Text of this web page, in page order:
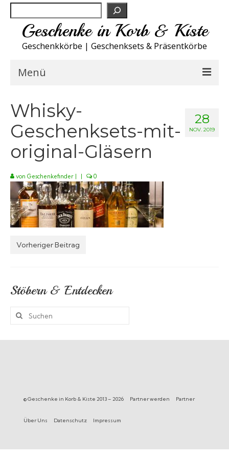
Geschenke in Korb & Kiste
Geschenkkörbe | Geschenksets & Präsentkörbe
Menü
Küche A-Z
NEU
Spirituosen
Sport
Wohnen
28
NOV. 2019
Whisky-
Geschenksets-mit-
original-Gläsern
von Geschenkefinder | | 0
Vorheriger Beitrag
Stöbern & Entdecken
Suchen
nach:
© Geschenke in Korb & Kiste 2013 – 2026 Partner werden Partner
Über Uns Datenschutz Impressum